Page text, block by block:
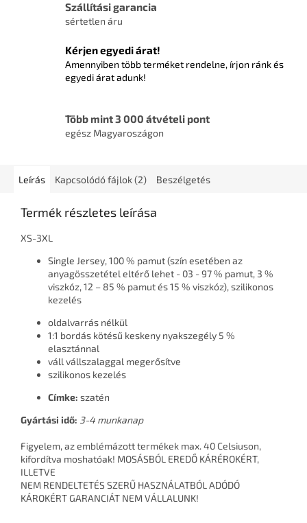
Szállítási garancia
sértetlen áru
Kérjen egyedi árat!
Amennyiben több terméket rendelne, írjon ránk és
egyedi árat adunk!
Több mint 3 000 átvételi pont
egész Magyaroszágon
Leírás Kapcsolódó fájlok (2) Beszélgetés
Termék részletes leírása
XS-3XL
Single Jersey, 100 % pamut (szín esetében az
anyagösszetétel eltérő lehet - 03 - 97 % pamut, 3 %
viszkóz, 12 – 85 % pamut és 15 % viszkóz), szilikonos
kezelés
oldalvarrás nélkül
1:1 bordás kötésű keskeny nyakszegély 5 %
elasztánnal
váll vállszalaggal megerősítve
szilikonos kezelés
Címke: szatén
Gyártási idő: 3-4 munkanap
Figyelem, az emblémázott termékek max. 40 Celsiuson,
kifordítva moshatóak! MOSÁSBÓL EREDŐ KÁRÉROKÉRT,
ILLETVE
NEM RENDELTETÉS SZERŰ HASZNÁLATBÓL ADÓDÓ
KÁROKÉRT GARANCIÁT NEM VÁLLALUNK!